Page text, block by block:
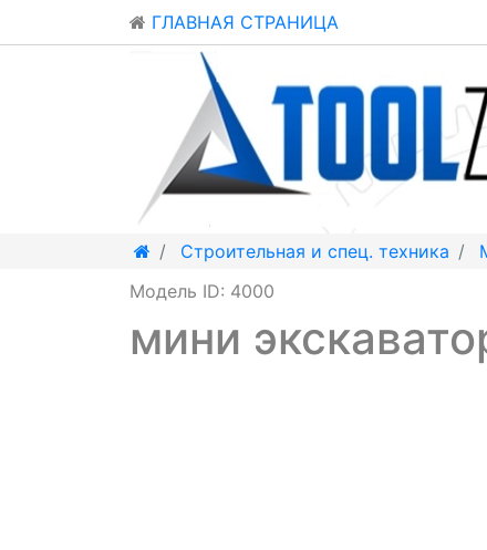
ГЛАВНАЯ СТРАНИЦА
Строительная и спец. техника
Модель ID: 4000
мини